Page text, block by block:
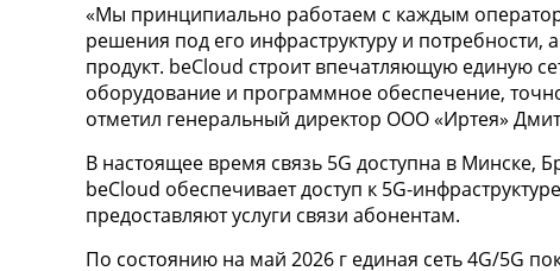
«Мы принципиально работаем с каждым
решения под его инфраструктуру и потребности,
продукт. beCloud строит впечатляющую единую
оборудование и программное обеспечение,
отметил генеральный директор ООО «Иртея»
В настоящее время связь 5G доступна в Минске,
beCloud обеспечивает доступ к 5G-
предоставляют услуги связи абонентам.
По состоянию на май 2026 г единая сеть 4G/5G